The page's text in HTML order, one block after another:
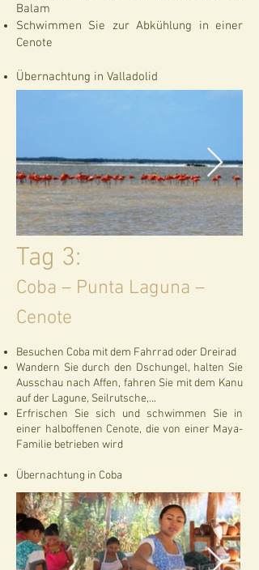
Balam
Schwimmen Sie zur Abkühlung in einer
Cenote
Übernachtung in Valladolid
Tag 3:
Coba – Punta Laguna –
Cenote
Besuchen Coba mit dem Fahrrad oder Dreirad
Wandern Sie durch den Dschungel, halten Sie
Ausschau nach Affen, fahren Sie mit dem Kanu
auf der Lagune, Seilrutsche,...
Erfrischen Sie sich und schwimmen Sie in
einer halboffenen Cenote, die von einer Maya-
Familie betrieben wird
Übernachtung in Coba